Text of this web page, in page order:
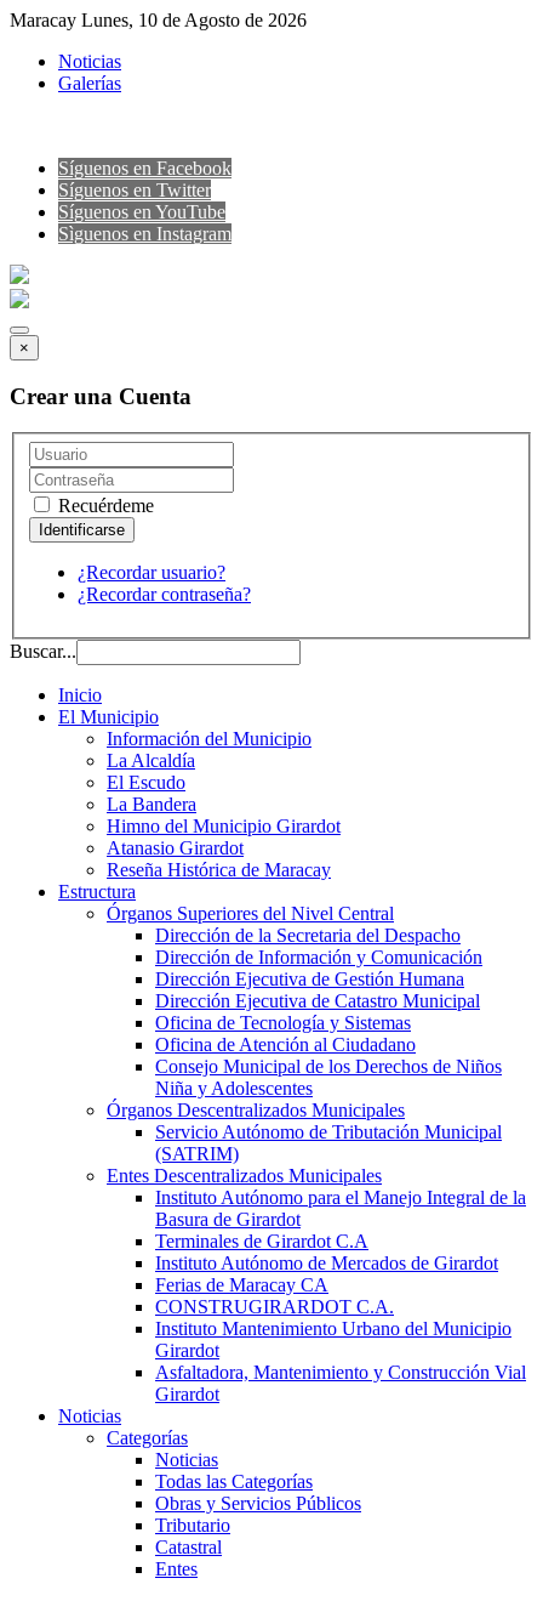
Maracay Lunes, 10 de Agosto de 2026
Noticias
Galerías
Síguenos en Facebook
Síguenos en Twitter
Síguenos en YouTube
Sìguenos en Instagram
×
Crear una Cuenta
Recuérdeme
¿Recordar usuario?
¿Recordar contraseña?
Buscar...
Inicio
El Municipio
Información del Municipio
La Alcaldía
El Escudo
La Bandera
Himno del Municipio Girardot
Atanasio Girardot
Reseña Histórica de Maracay
Estructura
Órganos Superiores del Nivel Central
Dirección de la Secretaria del Despacho
Dirección de Información y Comunicación
Dirección Ejecutiva de Gestión Humana
Dirección Ejecutiva de Catastro Municipal
Oficina de Tecnología y Sistemas
Oficina de Atención al Ciudadano
Consejo Municipal de los Derechos de Niños
Niña y Adolescentes
Órganos Descentralizados Municipales
Servicio Autónomo de Tributación Municipal
(SATRIM)
Entes Descentralizados Municipales
Instituto Autónomo para el Manejo Integral de la
Basura de Girardot
Terminales de Girardot C.A
Instituto Autónomo de Mercados de Girardot
Ferias de Maracay CA
CONSTRUGIRARDOT C.A.
Instituto Mantenimiento Urbano del Municipio
Girardot
Asfaltadora, Mantenimiento y Construcción Vial
Girardot
Noticias
Categorías
Noticias
Todas las Categorías
Obras y Servicios Públicos
Tributario
Catastral
Entes